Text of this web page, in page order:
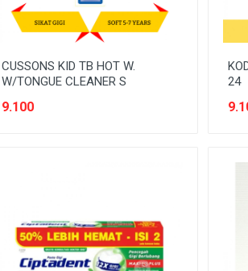
PERLINDUNGAN SANITASI
PEST CONTROL
PLUMBING
PRODUK KESEHATAN
PRODUK VEGETARIAN
CUSSONS KID TB HOT W.
W/TONGUE CLEANER S
9.100
24